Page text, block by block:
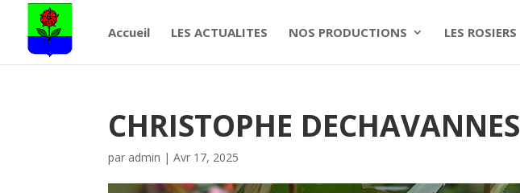
Accueil LES ACTUALITES NOS PRODUCTIONS LES ROSIERS
CHRISTOPHE DECHAVANNES
par admin |Avr 17, 2025